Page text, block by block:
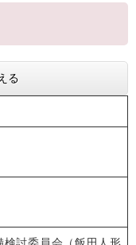
る
討委員会（飯田人形